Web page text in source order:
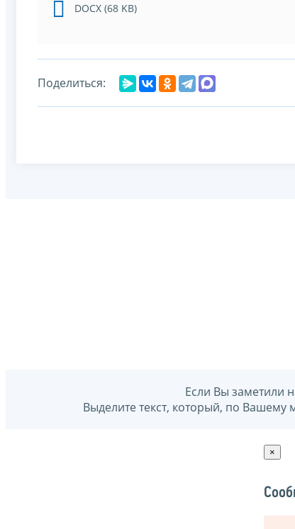
DOCX (68 KB)
Поделиться:
Если Вы заметили
Выделите текст, который, по
×